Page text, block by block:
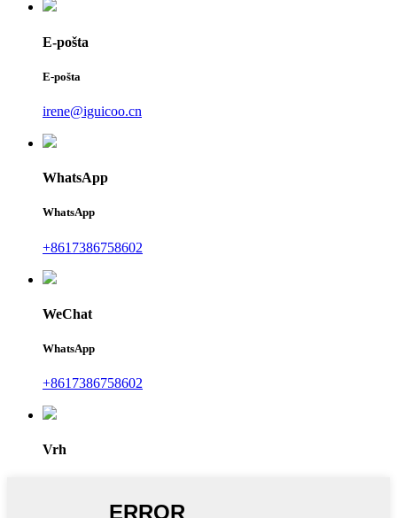
E-pošta
E-pošta
irene@iguicoo.cn
WhatsApp
WhatsApp
+8617386758602
WeChat
WhatsApp
+8617386758602
Vrh